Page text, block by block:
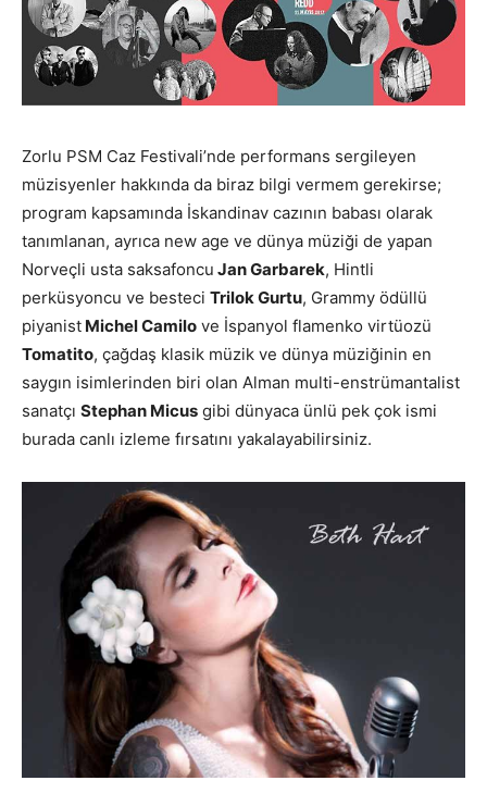
Zorlu PSM Caz Festivali’nde performans sergileyen
müzisyenler hakkında da biraz bilgi vermem gerekirse;
program kapsamında İskandinav cazının babası olarak
tanımlanan, ayrıca new age ve dünya müziği de yapan
Norveçli usta saksafoncu Jan Garbarek, Hintli
perküsyoncu ve besteci Trilok Gurtu, Grammy ödüllü
piyanist Michel Camilo ve İspanyol flamenko virtüozü
Tomatito, çağdaş klasik müzik ve dünya müziğinin en
saygın isimlerinden biri olan Alman multi-enstrümantalist
sanatçı Stephan Micus gibi dünyaca ünlü pek çok ismi
burada canlı izleme fırsatını yakalayabilirsiniz.